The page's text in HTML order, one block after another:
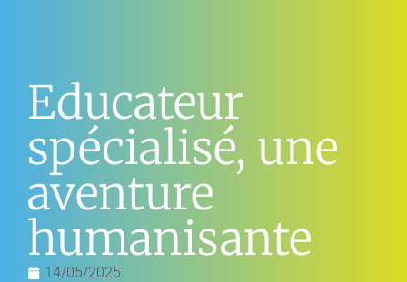
Educateur
spécialisé, une
aventure
humanisante
14/05/2025